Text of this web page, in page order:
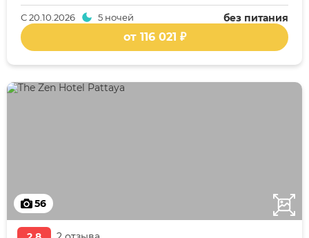
без питания
С20.10.2026 5 ночей
от 116 021 ₽
56